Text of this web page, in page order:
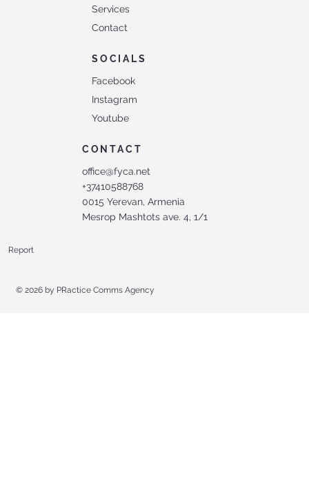
Services
Contact
SOCIALS
Facebook
Instagram
Youtube
CONTACT
office@fyca.net
+37410588768
0015 Yerevan, Armenia
Mesrop Mashtots ave. 4, 1/1
Report
© 2026 by PRactice Comms Agency